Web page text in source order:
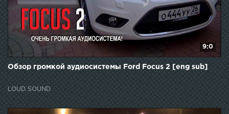
9:0
Обзор громкой аудиосистемы Ford Focus 2 [eng sub]
LOUD SOUND